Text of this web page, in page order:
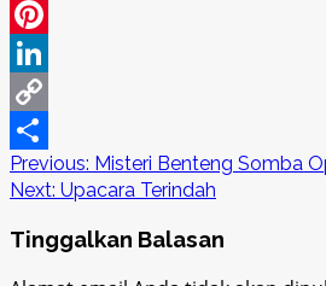
WhatsApp
Pinterest
LinkedIn
Copy
Link
Share
Post
navigation
Previous: Misteri Benteng Somba
Next: Upacara Terindah
Tinggalkan Balasan